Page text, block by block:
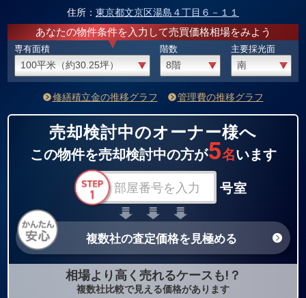
住所： 東京都文京区湯島４丁目６－１１
あなたの物件条件を入力して売買価格相場をみよう
専有面積 階数 主要採光面
修繕積立金の推移グラフ 管理費の推移グラフ
売却検討中のオーナー様へ
この物件を売却検討中の方が5名います
号室
複数社の査定価格を見極める
相場より高く売れるケースも!？
複数社比較で見える価格があります